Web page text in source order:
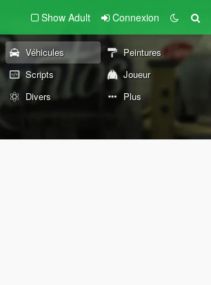
Show Adult Connexion
Véhicules
Peintures
Scripts
Joueur
Divers Plus